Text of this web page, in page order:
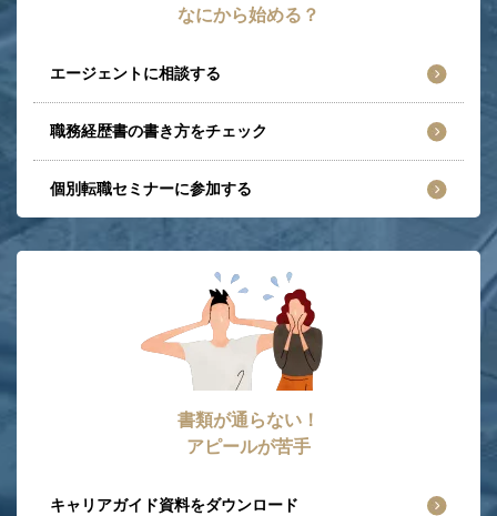
なにから始める？
エージェントに相談する
職務経歴書の書き方をチェック
個別転職セミナーに参加する
書類が通らない！
アピールが苦手
キャリアガイド資料をダウンロード